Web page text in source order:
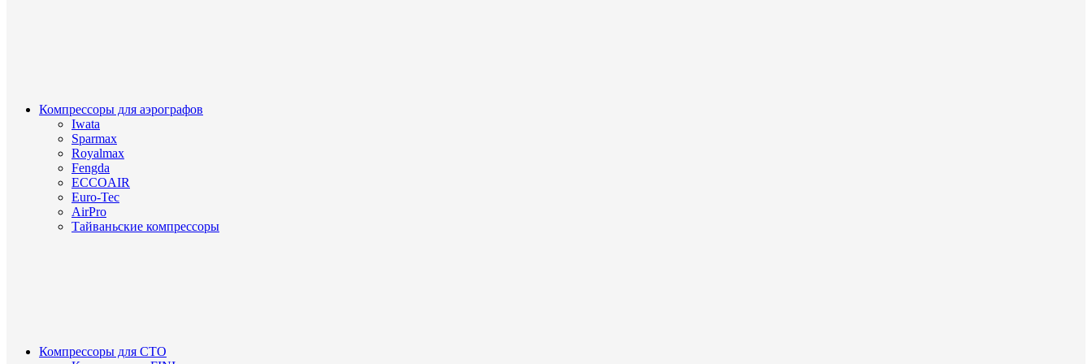
Компрессоры для аэрографов
Iwata
Sparmax
Royalmax
Fengda
ECCOAIR
Euro-Tec
AirPro
Тайваньские компрессоры
Компрессоры для СТО